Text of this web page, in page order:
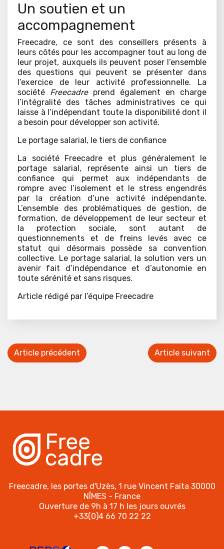
Un soutien et un
accompagnement
Freecadre, ce sont des conseillers présents à
leurs côtés pour les accompagner tout au long de
leur projet, auxquels ils peuvent poser l’ensemble
des questions qui peuvent se présenter dans
l’exercice de leur activité professionnelle. La
société Freecadreprend également en charge
l’intégralité des tâches administratives ce qui
laisse à l’indépendant toute la disponibilité dont il
a besoin pour développer son activité.
Le portage salarial, le tiers de confiance
La société Freecadre et plus généralement le
portage salarial, représente ainsi un tiers de
confiance qui permet aux indépendants de
rompre avec l’isolement et le stress engendrés
par la création d’une activité indépendante.
L’ensemble des problématiques de gestion, de
formation, de développement de leur secteur et
la protection sociale, sont autant de
questionnements et de freins levés avec ce
statut qui désormais possède sa convention
collective. Le portage salarial, la solution vers un
avenir fait d’indépendance et d’autonomie en
toute sérénité et sans risques.
Article rédigé par l’équipe Freecadre
Article précédent Article suivant
Freecadre, les portes d'Uzès, 1 rue Vincent Faita 30000
NÎMES - France
Ouverture de 9h à 17 h les jours ouvrés
+33(0)4 66 70 22 22